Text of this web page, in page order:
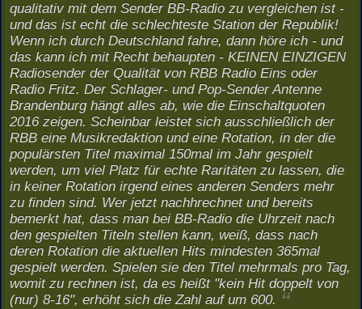
qualitativ mit dem Sender BB-Radio zu vergleichen ist -
und das ist echt die schlechteste Station der Republik!
Wenn ich durch Deutschland fahre, dann höre ich - und
das kann ich mit Recht behaupten - KEINEN EINZIGEN
Radiosender der Qualität von RBB Radio Eins oder
Radio Fritz. Der Schlager- und Pop-Sender Antenne
Brandenburg hängt alles ab, wie die Einschaltquoten
2016 zeigen. Scheinbar leistet sich ausschließlich der
RBB eine Musikredaktion und eine Rotation, in der die
populärsten Titel maximal 150mal im Jahr gespielt
werden, um viel Platz für echte Raritäten zu lassen, die
in keiner Rotation irgend eines anderen Senders mehr
zu finden sind. Wer jetzt nachhrechnet und bereits
bemerkt hat, dass man bei BB-Radio die Uhrzeit nach
den gespielten Titeln stellen kann, weiß, dass nach
deren Rotation die aktuellen Hits mindesten 365mal
gespielt werden. Spielen sie den Titel mehrmals pro Tag,
womit zu rechnen ist, da es heißt "kein Hit doppelt von
(nur) 8-16", erhöht sich die Zahl auf um 600.